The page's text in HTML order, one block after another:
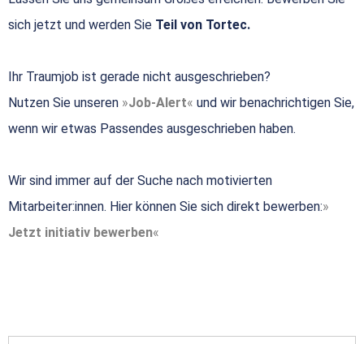
sich jetzt und werden Sie Teil von Tortec.
Ihr Traumjob ist gerade nicht ausgeschrieben?
Nutzen Sie unseren
Job-Alert
und wir benachrichtigen Sie,
wenn wir etwas Passendes ausgeschrieben haben.
Wir sind immer auf der Suche nach motivierten
Mitarbeiter:innen. Hier können Sie sich direkt bewerben:
Jetzt initiativ bewerben